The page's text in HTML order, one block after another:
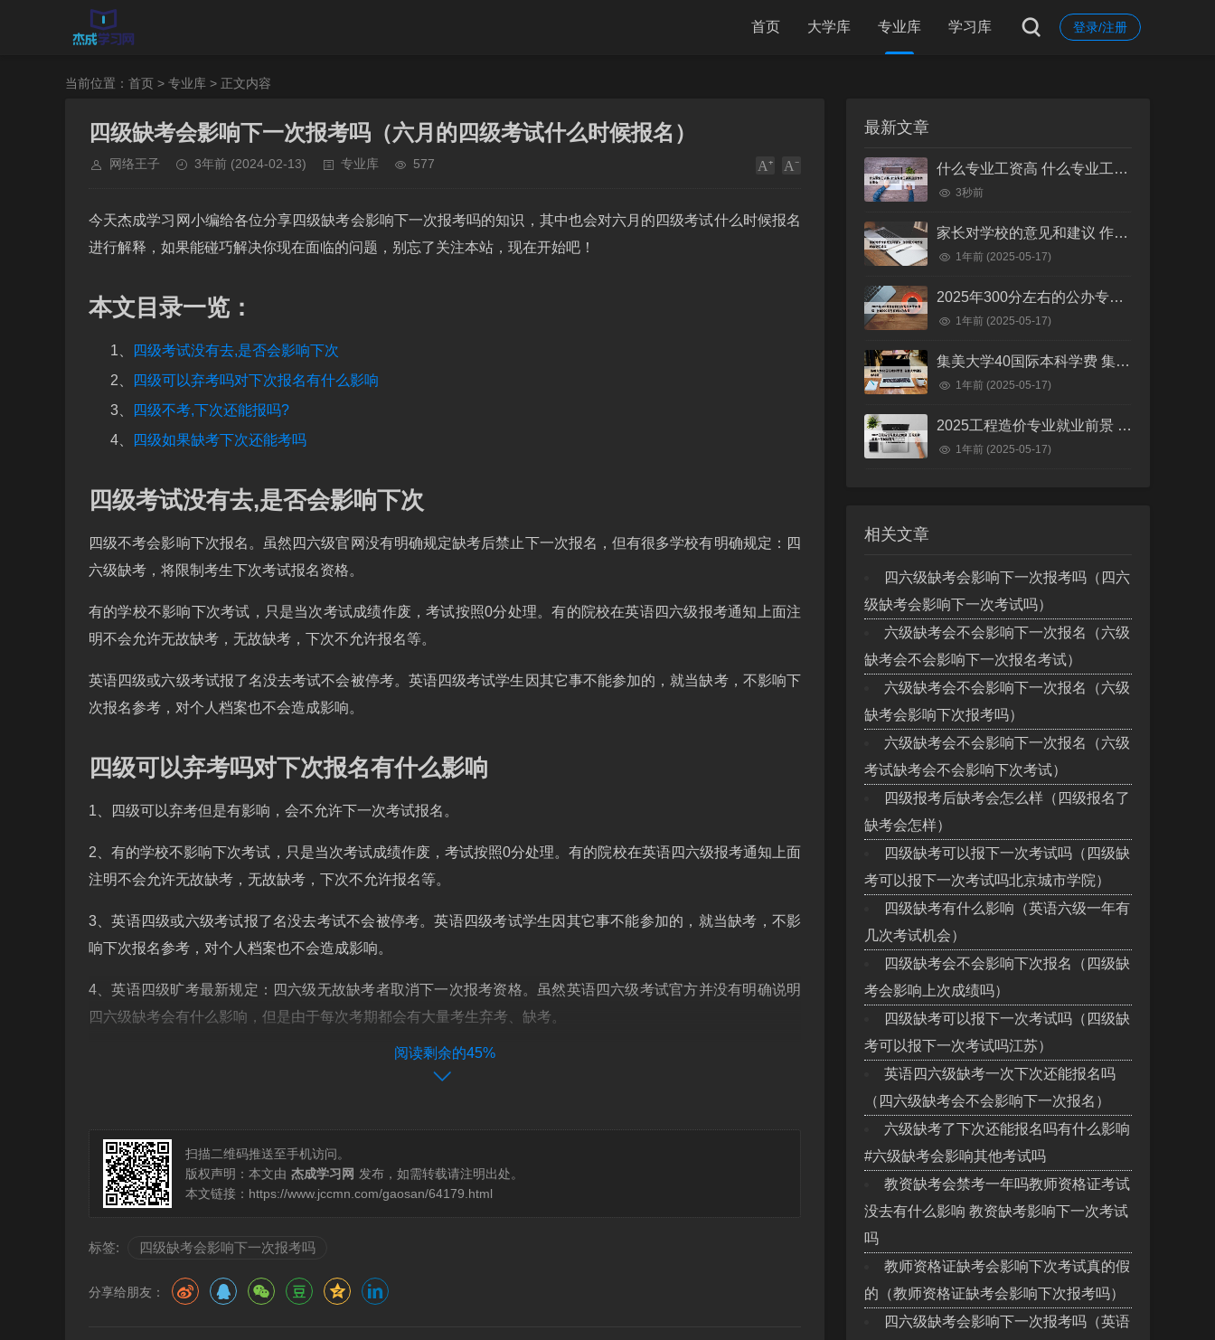
登录/注册
首页 大学库 专业库 学习库
当前位置： 首页 > 专业库 > 正文内容
四级缺考会影响下一次报考吗（六月的四级考试什么时候报名）
网络王子 3年前 (2024-02-13) 专业库 577
今天杰成学习网小编给各位分享四级缺考会影响下一次报考吗的知识，其中也会对六月的四级考试什么时候报名
进行解释，如果能碰巧解决你现在面临的问题，别忘了关注本站，现在开始吧！
本文目录一览：
1、
四级考试没有去,是否会影响下次
2、
四级可以弃考吗对下次报名有什么影响
3、
四级不考,下次还能报吗?
4、
四级如果缺考下次还能考吗
四级考试没有去,是否会影响下次
四级不考会影响下次报名。虽然四六级官网没有明确规定缺考后禁止下一次报名，但有很多学校有明确规定：四
六级缺考，将限制考生下次考试报名资格。
有的学校不影响下次考试，只是当次考试成绩作废，考试按照0分处理。有的院校在英语四六级报考通知上面注
明不会允许无故缺考，无故缺考，下次不允许报名等。
英语四级或六级考试报了名没去考试不会被停考。英语四级考试学生因其它事不能参加的，就当缺考，不影响下
次报名参考，对个人档案也不会造成影响。
四级可以弃考吗对下次报名有什么影响
1、四级可以弃考但是有影响，会不允许下一次考试报名。
2、有的学校不影响下次考试，只是当次考试成绩作废，考试按照0分处理。有的院校在英语四六级报考通知上面
注明不会允许无故缺考，无故缺考，下次不允许报名等。
3、英语四级或六级考试报了名没去考试不会被停考。英语四级考试学生因其它事不能参加的，就当缺考，不影
响下次报名参考，对个人档案也不会造成影响。
4、英语四级旷考最新规定：四六级无故缺考者取消下一次报考资格。虽然英语四六级考试官方并没有明确说明
四六级缺考会有什么影响，但是由于每次考期都会有大量考生弃考、缺考。
5、英语四级弃考下次还能报名！考试的主要对象在校大学本科生。所以每次考试的机会都很珍贵，没有特殊原
因不建议弃考。英语四级考试可以弃考 。一次没影响，后果就是少了一次实战的机会以及报名费。
阅读剩余的45%
扫描二维码推送至手机访问。
版权声明：本文由 杰成学习网 发布，如需转载请注明出处。
本文链接： https://www.jccmn.com/gaosan/64179.html
标签: 四级缺考会影响下一次报考吗
分享给朋友：
最新文章
什么专业工资高 什么专业工资高且适合物化生女
3秒前
家长对学校的意见和建议 作为家长对学校的意见和建议
1年前 (2025-05-17)
2025年300分左右的公办专科大学有哪些 全国300分左右的公办大专
1年前 (2025-05-17)
集美大学40国际本科学费 集美大学国际本科班
1年前 (2025-05-17)
2025工程造价专业就业前景 工程造价未来十年就业前景
1年前 (2025-05-17)
相关文章
四六级缺考会影响下一次报考吗（四六
级缺考会影响下一次考试吗）
六级缺考会不会影响下一次报名（六级
缺考会不会影响下一次报名考试）
六级缺考会不会影响下一次报名（六级
缺考会影响下次报考吗）
六级缺考会不会影响下一次报名（六级
考试缺考会不会影响下次考试）
四级报考后缺考会怎么样（四级报名了
缺考会怎样）
四级缺考可以报下一次考试吗（四级缺
考可以报下一次考试吗北京城市学院）
四级缺考有什么影响（英语六级一年有
几次考试机会）
四级缺考会不会影响下次报名（四级缺
考会影响上次成绩吗）
四级缺考可以报下一次考试吗（四级缺
考可以报下一次考试吗江苏）
英语四六级缺考一次下次还能报名吗
（四六级缺考会不会影响下一次报名）
六级缺考了下次还能报名吗有什么影响
#六级缺考会影响其他考试吗
教资缺考会禁考一年吗教师资格证考试
没去有什么影响 教资缺考影响下一次考试
吗
教师资格证缺考会影响下次考试真的假
的（教师资格证缺考会影响下次报考吗）
四六级缺考会影响下一次报考吗（英语